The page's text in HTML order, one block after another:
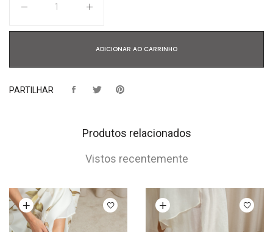
ADICIONAR AO CARRINHO
PARTILHAR
Produtos relacionados
Vistos recentemente
opções Ver opções